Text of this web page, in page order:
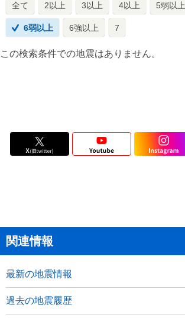
全て 2以上 3以上 4以上 5弱以上
6弱以上 6強以上 7
この検索条件での地震はありません。
関連情報
最新の地震情報
過去の地震履歴